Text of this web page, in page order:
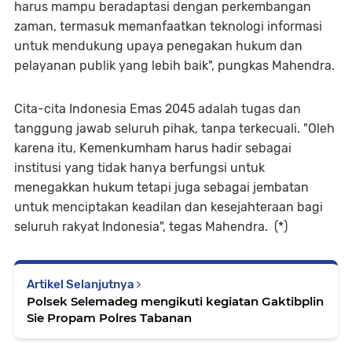
harus mampu beradaptasi dengan perkembangan
zaman, termasuk memanfaatkan teknologi informasi
untuk mendukung upaya penegakan hukum dan
pelayanan publik yang lebih baik", pungkas Mahendra.
Cita-cita Indonesia Emas 2045 adalah tugas dan
tanggung jawab seluruh pihak, tanpa terkecuali. "Oleh
karena itu, Kemenkumham harus hadir sebagai
institusi yang tidak hanya berfungsi untuk
menegakkan hukum tetapi juga sebagai jembatan
untuk menciptakan keadilan dan kesejahteraan bagi
seluruh rakyat Indonesia", tegas Mahendra. (*)
Artikel Selanjutnya
Polsek Selemadeg mengikuti kegiatan Gaktibplin
Sie Propam Polres Tabanan